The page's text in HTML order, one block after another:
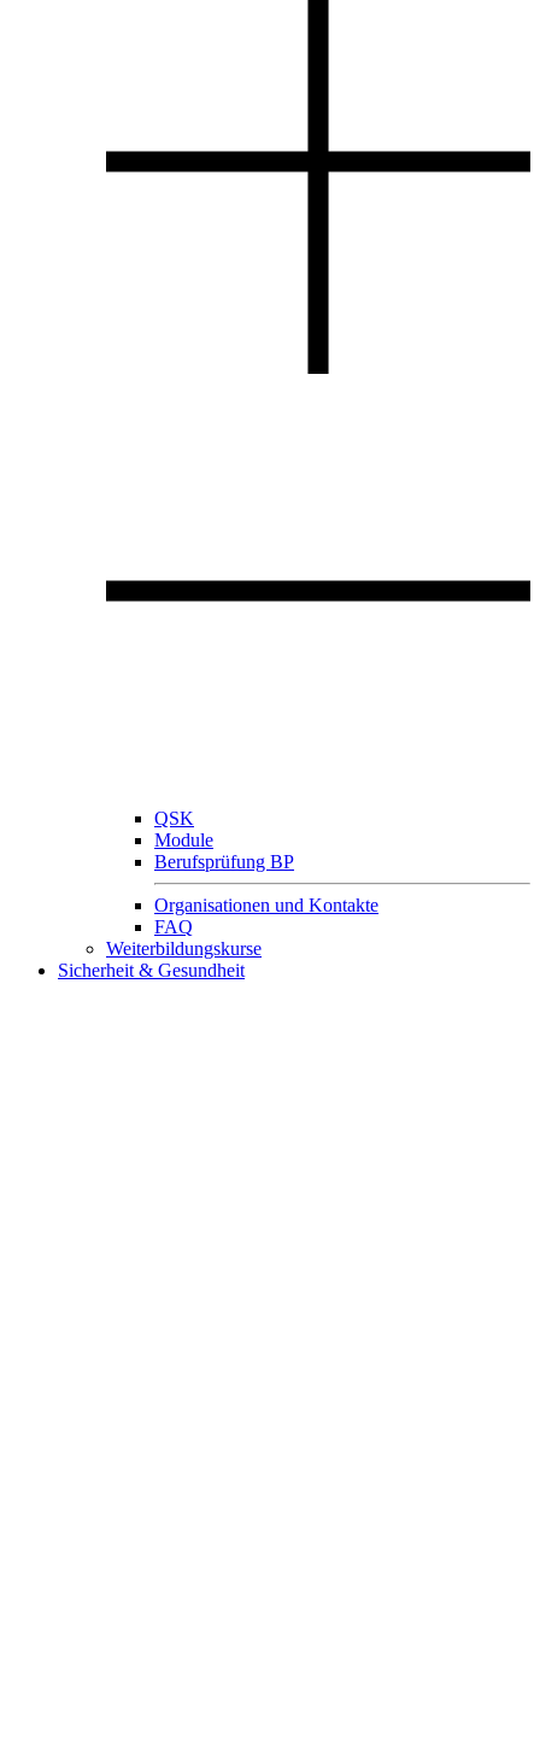
QSK
Module
Berufsprüfung BP
Organisationen und Kontakte
FAQ
Weiterbildungskurse
Sicherheit & Gesundheit